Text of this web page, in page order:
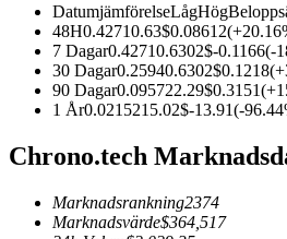
USDC Futures
Futures med USDC som säkerhet
DatumjämförelseLågHög
48H0.42710.63$0.08612(+20.16
7 Dagar0.42710.6302$-0.1166(-
30 Dagar0.25940.6302$0.1218(+
90 Dagar0.095722.29$0.3151(+
1 År0.0215215.02$-13.91(-96.44
Chrono.tech
Marknadsrankning2374
Marknadsvärde$364,517